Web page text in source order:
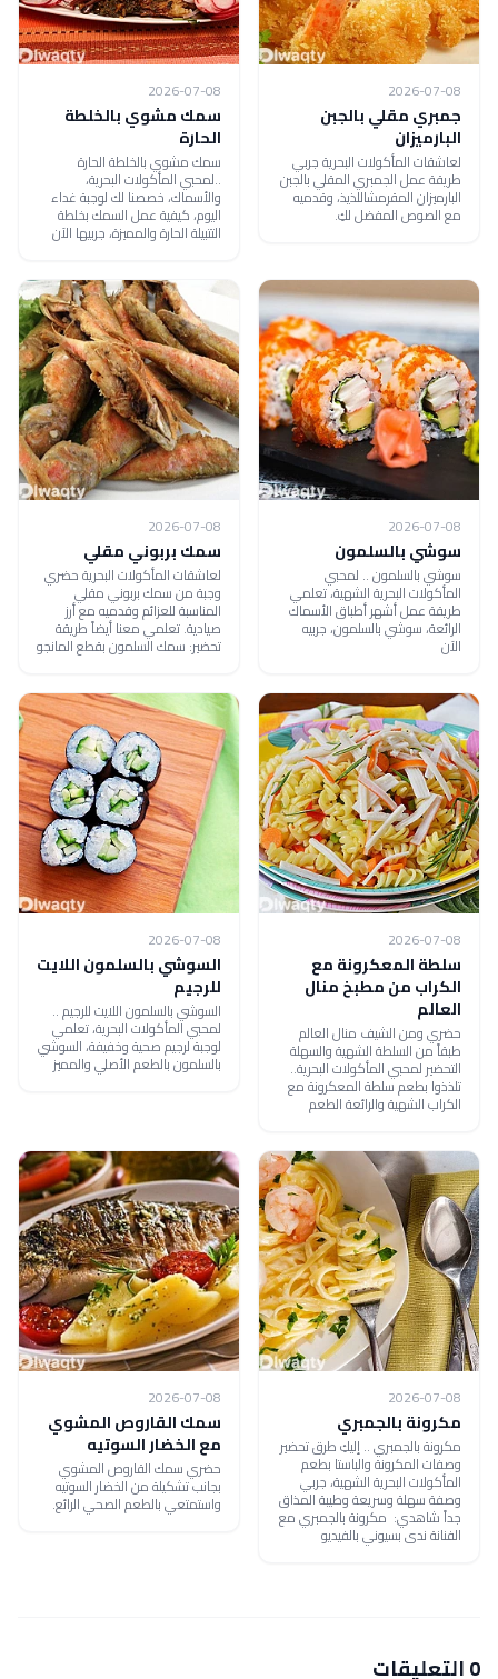
2026-07-08
جمبري مقلي بالجبن
البارميزان
لعاشقات المأكولات البحرية جربي
طريقة عمل الجمبري المقلي بالجبن
البارميزان المقرمشاللذيذ، وقدميه
مع الصوص المفضل لكِ.
2026-07-08
سمك مشوي بالخلطة
الحارة
سمك مشوي بالخلطة الحارة
..لمحبي المأكولات البحرية،
والأسماك، خصصنا لك لوجبة غداء
اليوم، كيفية عمل السمك بخلطة
التتبيلة الحارة والمميزة، جربيها الآن
2026-07-08
سوشي بالسلمون
سوشي بالسلمون .. لمحبي
المأكولات البحرية الشهية، تعلمي
طريقة عمل أشهر أطباق الأسماك
الرائعة، سوشي بالسلمون، جربيه
الآن
2026-07-08
سمك بربوني مقلي
لعاشقات المأكولات البحرية حضري
وجبة من سمك بربوني مقلي
المناسبة للعزائم وقدميه مع أرز
صيادية. تعلمي معنا أيضاً طريقة
تحضير: سمك السلمون بقطع المانجو
2026-07-08
سلطة المعكرونة مع
الكراب من مطبخ منال
العالم
حضري ومن الشيف منال العالم
طبقاً من السلطة الشهية والسهلة
التحضير لمحبي المأكولات البحرية..
تلذذوا بطعم سلطة المعكرونة مع
الكراب الشهية والرائعة الطعم
2026-07-08
السوشي بالسلمون اللايت
للرجيم
السوشي بالسلمون اللايت للرجيم ..
لمحبي المأكولات البحرية، تعلمي
لوجبة لرجيم صحية وخفيفة، السوشي
بالسلمون بالطعم الأصلي والمميز
2026-07-08
مكرونة بالجمبري
مكرونة بالجمبري .. إليكِ طرق تحضير
وصفات المكرونة والباستا بطعم
المأكولات البحرية الشهية، جربي
وصفة سهلة وسريعة وطيبة المذاق
جداً شاهدي: مكرونة بالجمبري مع
الفنانة ندى بسيوني بالفيديو
2026-07-08
سمك القاروص المشوي
مع الخضار السوتيه
حضري سمك القاروص المشوي
بجانب تشكيلة من الخضار السوتيه
واستمتعي بالطعم الصحي الرائع.
0 التعليقات